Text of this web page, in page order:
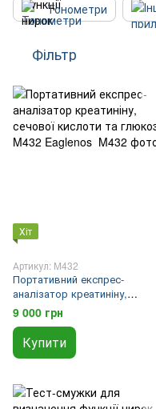
Тонометри
Фільтр
Хіт
Артикул: M432
Портативний експрес-
аналізатор креатиніну,
сечової кислоти та глюкози
M432 Eaglenos
9 000 грн
Купити